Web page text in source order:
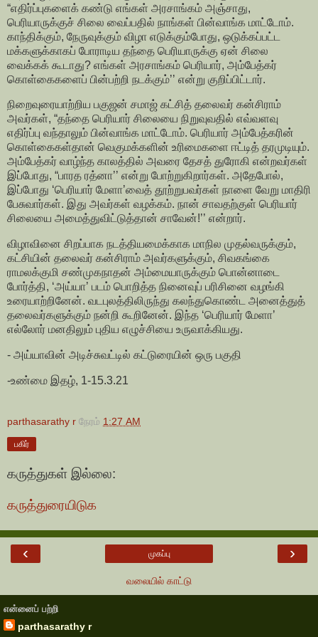
“எதிர்ப்புகளைக் கண்டு எங்கள் அரசாங்கம் அஞ்சாது,
பெரியாருக்குச் சிலை வைப்பதில் நாங்கள் பின்வாங்க மாட்டோம்.
காந்திக்கும், நேருவுக்கும் விழா எடுக்கும்போது, ஒடுக்கப்பட்ட
மக்களுக்காகப் போராடிய தந்தை பெரியாருக்கு ஏன் சிலை
வைக்கக் கூடாது? எங்கள் அரசாங்கம் பெரியார், அம்பேத்கர்
கொள்கைகளைப் பின்பற்றி நடக்கும்’’ என்று குறிப்பிட்டார்.
நிறைவுரையாற்றிய பகுஜன் சமாஜ் கட்சித் தலைவர் கன்சிராம்
அவர்கள், “தந்தை பெரியார் சிலையை நிறுவுவதில் எவ்வளவு
எதிர்ப்பு வந்தாலும் பின்வாங்க மாட்டோம். பெரியார் அம்பேத்கரின்
கொள்கைகள்தான் வெகுமக்களின் உரிமைகளை ஈட்டித் தரமுடியும்.
அம்பேத்கர் வாழ்ந்த காலத்தில் அவரை தேசத் துரோகி என்றவர்கள்
இப்போது, “பாரத ரத்னா’’ என்று போற்றுகிறார்கள். அதேபோல்,
இப்போது ‘பெரியார் மேளா’வைத் தூற்றுபவர்கள் நாளை வேறு மாதிரி
பேசுவார்கள். இது அவர்கள் வழக்கம். நான் சாவதற்குள் பெரியார்
சிலையை அமைத்துவிட்டுத்தான் சாவேன்!’’ என்றார்.
விழாவினை சிறப்பாக நடத்தியமைக்காக மாநில முதல்வருக்கும்,
கட்சியின் தலைவர் கன்சிராம் அவர்களுக்கும், சிவகங்கை
ராமலக்குமி சண்முகநாதன் அம்மையாருக்கும் பொன்னாடை
போர்த்தி, ‘அய்யா’ படம் பொறித்த நினைவுப் பரிசினை வழங்கி
உரையாற்றினேன். வடபுலத்திலிருந்து கலந்துகொண்ட அனைத்துத்
தலைவர்களுக்கும் நன்றி கூறினேன். இந்த ‘பெரியார் மேளா’
எல்லோர் மனதிலும் புதிய எழுச்சியை உருவாக்கியது.
- அய்யாவின் அடிச்சுவட்டில் கட்டுரையின் ஒரு பகுதி
-உண்மை இதழ், 1-15.3.21
parthasarathy r நேரம் 1:27 AM
பகிர்
கருத்துகள் இல்லை:
கருத்துரையிடுக
‹ ›
முகப்பு
வலையில் காட்டு
என்னைப் பற்றி
parthasarathy r